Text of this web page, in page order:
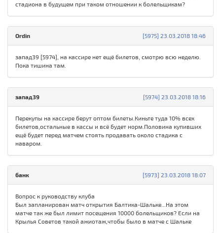
стадиона в будущем при таком отношении к болельщикам?
[5975] 23.03.2018 18:46
Ordin
запад39 [5974], на кассире нет ещё билетов, смотрю всю неделю.
Пока тишина там.
[5974] 23.03.2018 18:16
запад39
Перекупы на кассире берут оптом билеты.Киньте туда 10% всех
билетов,остальные в кассы и всё будет норм.Половина купивших
ещё будет перед матчем стоять продавать около стадика с
наваром.
[5973] 23.03.2018 18:07
банк
Вопрос к руководству клуба
Был запланирован матч открытия Балтика-Шальке...На этом
матче так же был лимит посещения 10000 болельщиков? Если на
Крылья Советов такой ажиотаж,чтобы было в матче с Шальке